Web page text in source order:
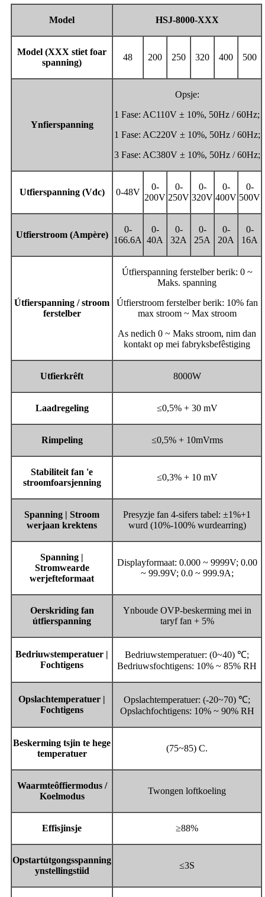
Model HSJ-8000-XXX
Model (XXX stiet foar
spanning)
48 200 250 320 400 500
Ynfierspanning
Opsje:
1 Fase: AC110V ± 10%, 50Hz / 60Hz;
1 Fase: AC220V ± 10%, 50Hz / 60Hz;
3 Fase: AC380V ± 10%, 50Hz / 60Hz;
Utfierspanning (Vdc) 0-48V
0-
200V
0-
250V
0-
320V
0-
400V
0-
500V
Utfierstroom (Ampère)
0-
166.6A
0-
40A
0-
32A
0-
25A
0-
20A
0-
16A
Útfierspanning / stroom
ferstelber
Útfierspanning ferstelber berik: 0 ~
Maks. spanning
Útfierstroom ferstelber berik: 10% fan
max stroom ~ Max stroom
As nedich 0 ~ Maks stroom, nim dan
kontakt op mei fabryksbefêstiging
Utfierkrêft 8000W
Laadregeling ≤0,5% + 30 mV
Rimpeling ≤0,5% + 10mVrms
Stabiliteit fan 'e
stroomfoarsjenning
≤0,3% + 10 mV
Spanning | Stroom
werjaan krektens
Presyzje fan 4-sifers tabel: ±1%+1
wurd (10%-100% wurdearring)
Spanning |
Stromwearde
werjefteformaat
Displayformaat: 0.000 ~ 9999V; 0.00
~ 99.99V; 0.0 ~ 999.9A;
Oerskriding fan
útfierspanning
Ynboude OVP-beskerming mei in
taryf fan + 5%
Bedriuwstemperatuer |
Fochtigens
Bedriuwstemperatuer: (0~40) ℃;
Bedriuwsfochtigens: 10% ~ 85% RH
Opslachtemperatuer |
Fochtigens
Opslachtemperatuer: (-20~70) ℃;
Opslachfochtigens: 10% ~ 90% RH
Beskerming tsjin te hege
temperatuer
(75~85) C.
Waarmteôffiermodus /
Koelmodus
Twongen loftkoeling
Effisjinsje ≥88%
Opstartútgongsspanning
ynstellingstiid
≤3S